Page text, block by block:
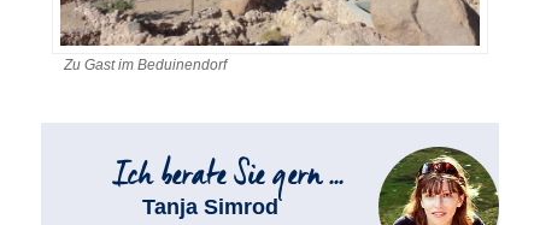
Zu Gast im Beduinendorf
Tanja Simrod